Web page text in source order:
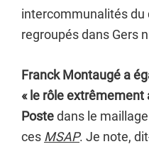
intercommunalités
regroupés dans Gers
Franck Montaugé a
« le rôle extrêmement
Postedans le
ces MSAP. Je note,